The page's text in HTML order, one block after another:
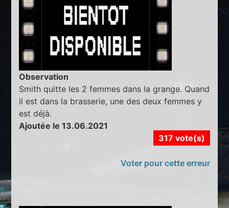
Observation
Smith quitte les 2 femmes dans la grange. Quand
il est dans la brasserie, une des deux femmes y
est déjà.
Ajoutée le 13.06.2021
317 vote(s)
Voter pour cette erreur